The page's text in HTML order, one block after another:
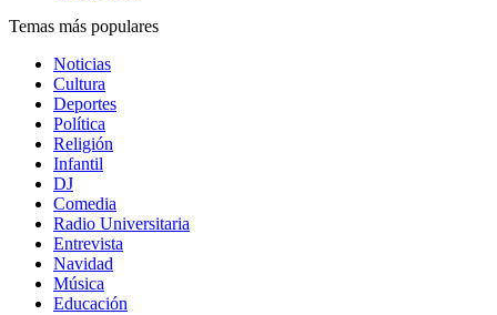
Temas más populares
Noticias
Cultura
Deportes
Política
Religión
Infantil
DJ
Comedia
Radio Universitaria
Entrevista
Navidad
Música
Educación